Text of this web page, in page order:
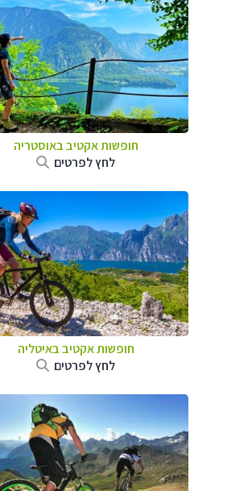
חופשות אקטיב באוסטריה
לחץ לפרטים
חופשות אקטיב באיטליה
לחץ לפרטים